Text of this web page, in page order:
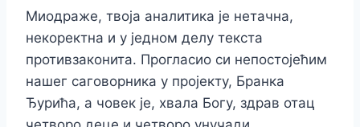
Миодраже, твоја аналитика је нетачна,
некоректна и у једном делу текста
противзаконита. Прогласио си непостојећим
нашег саговорника у пројекту, Бранка
Ђурића, а човек је, хвала Богу, здрав отац